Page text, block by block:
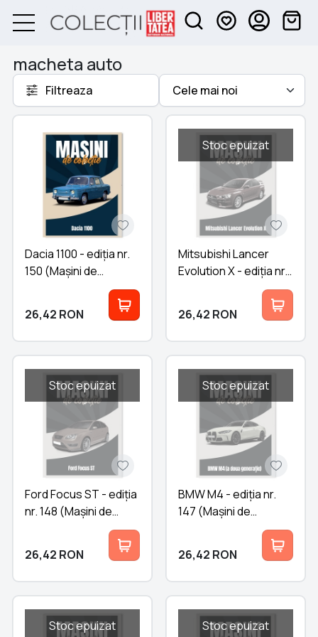
macheta auto
Filtreaza
Dacia 1100 - ediția nr.
150 (Mașini de
26,42 RON
Stoc epuizat
Mitsubishi Lancer
Evolution X - ediția nr.
26,42 RON
Stoc epuizat
Ford Focus ST - ediția
nr. 148 (Mașini de
26,42 RON
Stoc epuizat
BMW M4 - ediția nr.
147 (Mașini de
26,42 RON
Stoc epuizat Stoc epuizat